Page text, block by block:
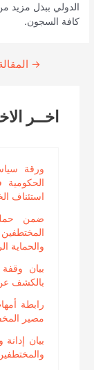
الدولي ببذل مزيد
كافة السجون.
Continue
→
اخــر
ورقة
استئناف
ضمن
والحماية
بيان
بالكشف عن
رابطة
مصير
بيان